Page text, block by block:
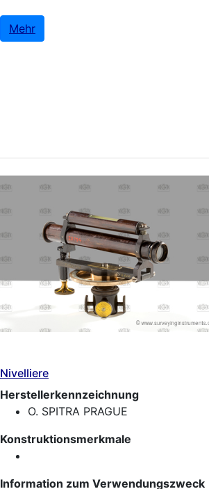
Mehr
Nivelliere
Herstellerkennzeichnung
O. SPITRA PRAGUE
Konstruktionsmerkmale
Information zum Verwendungszweck